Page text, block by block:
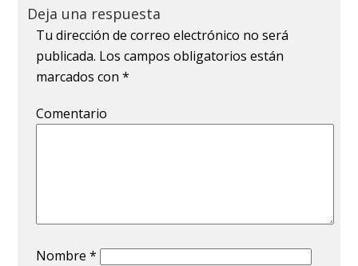
Deja una respuesta
Tu dirección de correo electrónico no será
publicada. Los campos obligatorios están
marcados con*
Comentario
Nombre*